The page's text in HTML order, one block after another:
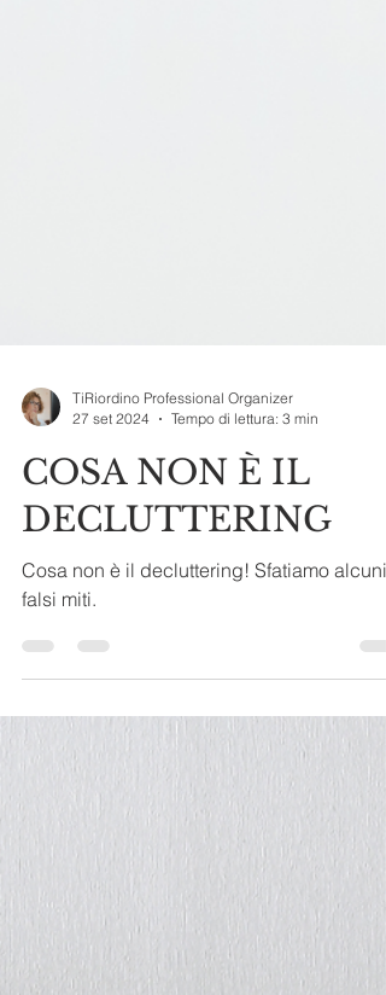
TiRiordino Professional Organizer
27 set 2024
Tempo di lettura: 3 min
COSA NON È IL
DECLUTTERING
falsi miti.